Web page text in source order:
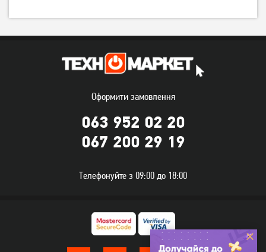
Плита комбінована Ardesto
Плита комбінована Ardesto
15 599грн
12 479грн
Оформити замовлення
063 952 02 20
067 200 29 19
Телефонуйте з 09:00 до 18:00